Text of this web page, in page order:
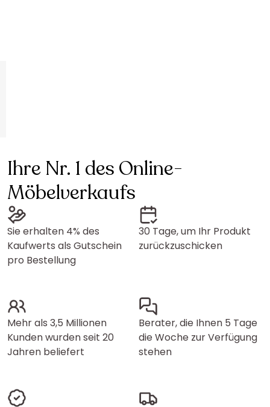
Ihre Nr. 1 des Online-
Möbelverkaufs
Sie erhalten 4% des
Kaufwerts als Gutschein
pro Bestellung
30 Tage, um Ihr Produkt
zurückzuschicken
Mehr als 3,5 Millionen
Kunden wurden seit 20
Jahren beliefert
Berater, die Ihnen 5 Tage
die Woche zur Verfügung
stehen